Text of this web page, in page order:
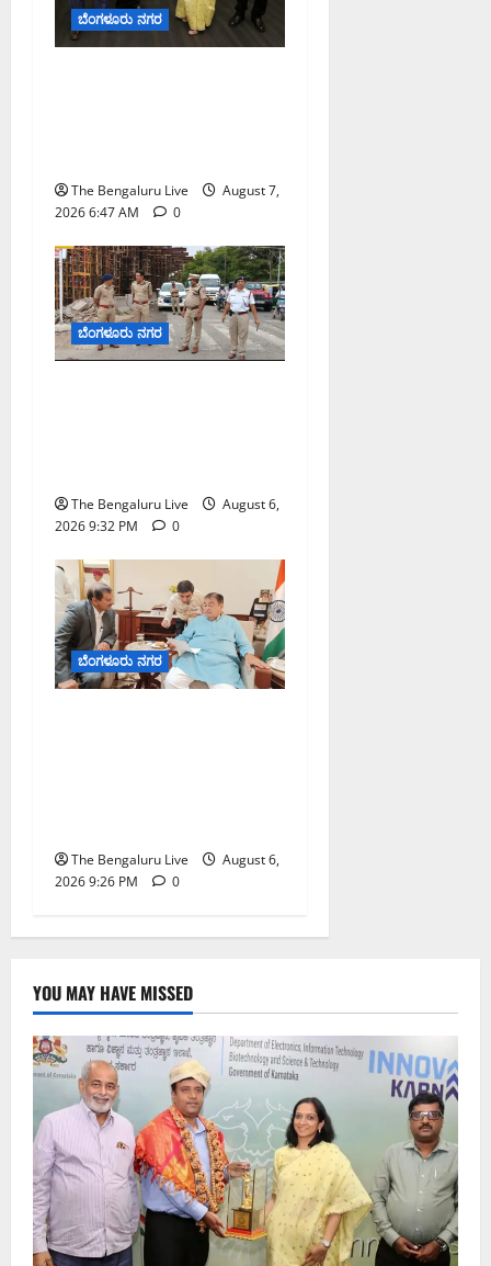
ಬೆಂಗಳೂರು ನಗರ
The Bengaluru Live
August 7,
2026 6:47 AM
0
ಬೆಂಗಳೂರು ನಗರ
The Bengaluru Live
August 6,
2026 9:32 PM
0
ಬೆಂಗಳೂರು ನಗರ
The Bengaluru Live
August 6,
2026 9:26 PM
0
YOU MAY HAVE MISSED